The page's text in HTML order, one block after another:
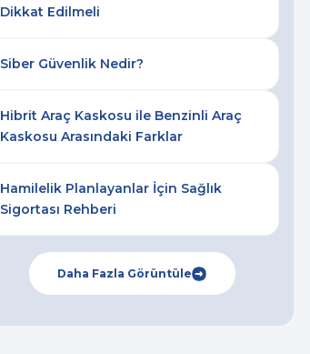
Dikkat Edilmeli
Siber Güvenlik Nedir?
Hibrit Araç Kaskosu ile Benzinli Araç
Kaskosu Arasındaki Farklar
Hamilelik Planlayanlar İçin Sağlık
Sigortası Rehberi
Daha Fazla Görüntüle